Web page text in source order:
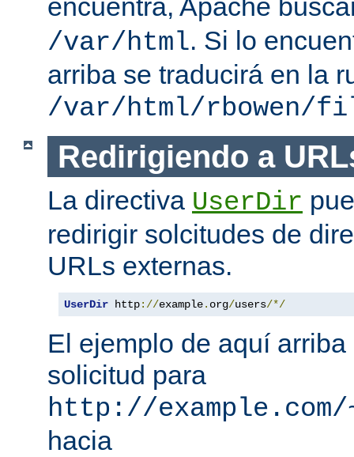
encuentra, Apache
/var/html. Si lo
arriba se traducirá en la
/var/html/rbowen/
Redirigiendo a
La directiva UserDir
redirigir solcitudes de
URLs externas.
UserDir http://example. org/users/*/
El ejemplo de aquí
solicitud para
http://example.com/
hacia